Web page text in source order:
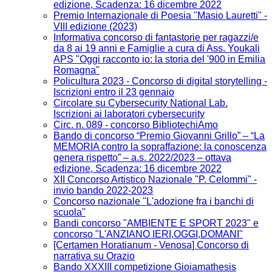
edizione, Scadenza: 16 dicembre 2022
Premio Internazionale di Poesia "Masio Lauretti" -
VIII edizione (2023)
Informativa concorso di fantastorie per ragazzi/e
da 8 ai 19 anni e Famiglie a cura di Ass. Youkali
APS "Oggi racconto io: la storia del '900 in Emilia
Romagna"
Policultura 2023 - Concorso di digital storytelling -
Iscrizioni entro il 23 gennaio
Circolare su Cybersecurity National Lab.
Iscrizioni ai laboratori cybersecurity
Circ. n. 089 - concorso BibliotechiAmo
Bando di concorso “Premio Giovanni Grillo” – “La
MEMORIA contro la sopraffazione: la conoscenza
genera rispetto” – a.s. 2022/2023 – ottava
edizione, Scadenza: 16 dicembre 2022
XII Concorso Artistico Nazionale "P. Celommi" -
invio bando 2022-2023
Concorso nazionale "L'adozione fra i banchi di
scuola"
Bandi concorso "AMBIENTE E SPORT 2023" e
concorso "L'ANZIANO IERI,OGGI,DOMANI"
[Certamen Horatianum - Venosa] Concorso di
narrativa su Orazio
Bando XXXIII competizione Gioiamathesis